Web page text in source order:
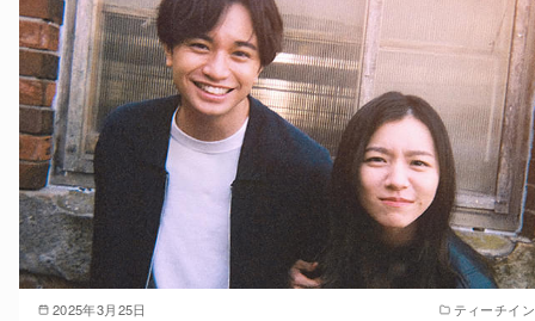
2025年3月25日 ティーチイン